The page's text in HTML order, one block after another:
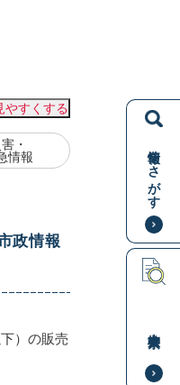
情報をさがす
やすくする
・
情報
政情報
）の販売